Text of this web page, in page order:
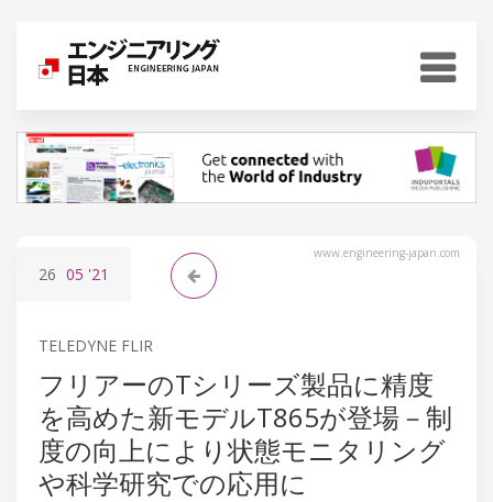
www.engineering-japan.com
26 05 '21
TELEDYNE FLIR
フリアーのTシリーズ製品に精度
を高めた新モデルT865が登場－制
度の向上により状態モニタリング
や科学研究での応用に